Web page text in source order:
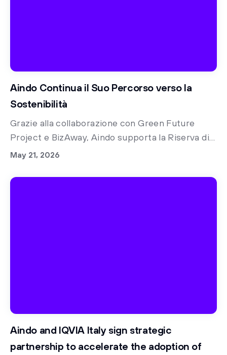
Aindo Continua il Suo Percorso verso la
Sostenibilità
Grazie alla collaborazione con Green Future
Project e BizAway, Aindo supporta la Riserva di
Biodiversità di Rimba Raya in Indonesia.
May 21, 2026
Aindo and IQVIA Italy sign strategic
partnership to accelerate the adoption of